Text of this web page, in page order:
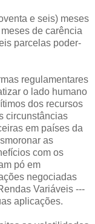
e seis) meses
de carência
parcelas poder-
regulamentares
o lado humano
dos recursos
circunstâncias
em países da
as
com os
pó em
negociadas
Variáveis ---
aplicações.